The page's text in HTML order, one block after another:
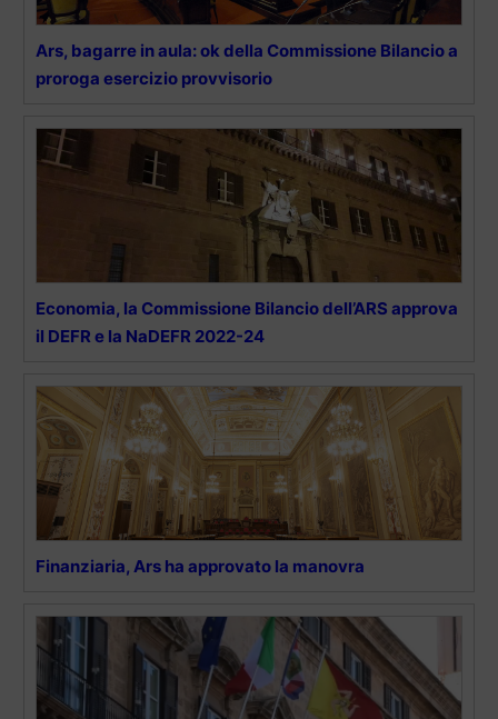
Ars, bagarre in aula: ok della Commissione Bilancio a
proroga esercizio provvisorio
Economia, la Commissione Bilancio dell’ARS approva
il DEFR e la NaDEFR 2022-24
Finanziaria, Ars ha approvato la manovra